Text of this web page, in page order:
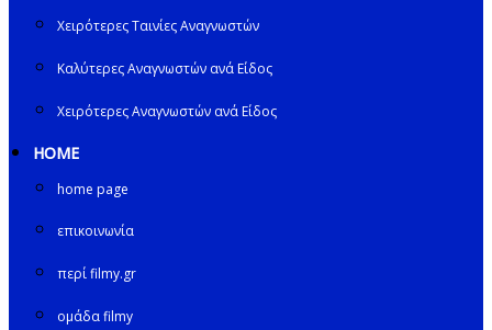
Χειρότερες Ταινίες Αναγνωστών
Καλύτερες Αναγνωστών ανά Είδος
Χειρότερες Αναγνωστών ανά Είδος
HOME
home page
επικοινωνία
περί filmy.gr
ομάδα filmy